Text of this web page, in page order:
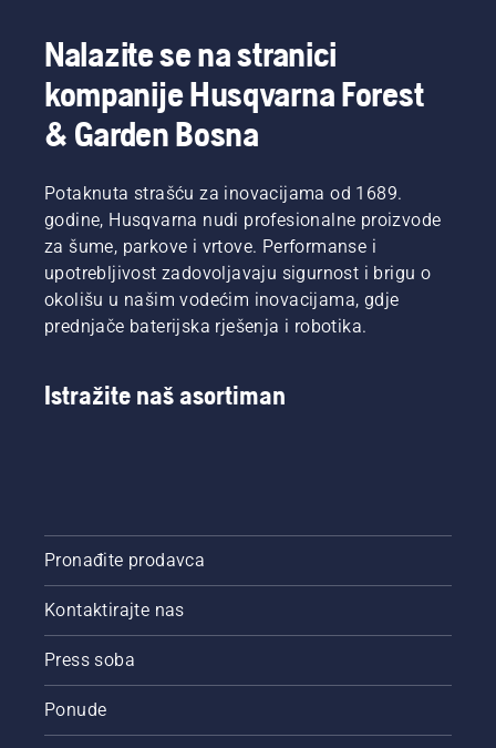
Nalazite se na stranici
kompanije Husqvarna Forest
& Garden Bosna
Potaknuta strašću za inovacijama od 1689.
godine, Husqvarna nudi profesionalne proizvode
za šume, parkove i vrtove. Performanse i
upotrebljivost zadovoljavaju sigurnost i brigu o
okolišu u našim vodećim inovacijama, gdje
prednjače baterijska rješenja i robotika.
Istražite naš asortiman
Pronađite prodavca
Kontaktirajte nas
Press soba
Ponude